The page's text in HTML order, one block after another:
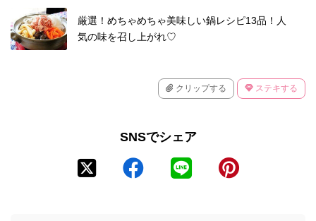
厳選！めちゃめちゃ美味しい鍋レシピ13品！人
気の味を召し上がれ♡
クリップする ステキする
SNSでシェア